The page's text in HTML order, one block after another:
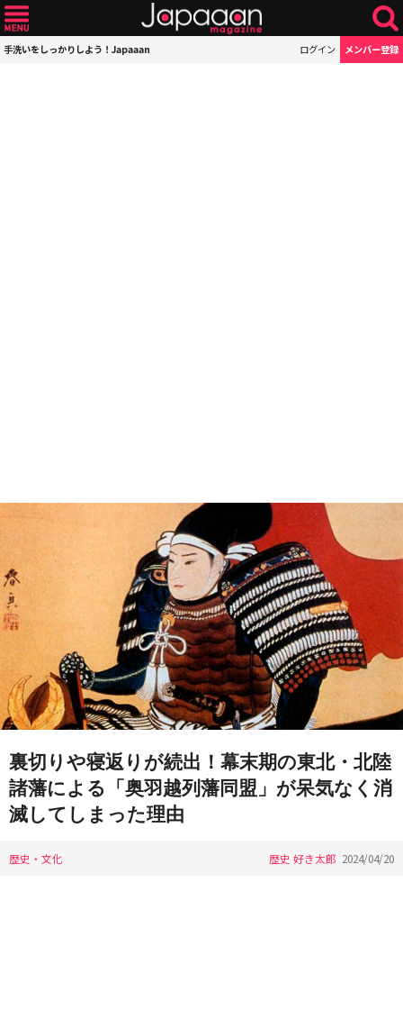
手洗いをしっかりしよう！Japaaan ログイン メンバー登録
裏切りや寝返りが続出！幕末期の東北・北陸
諸藩による「奥羽越列藩同盟」が呆気なく消
滅してしまった理由
歴史・文化 歴史 好き太郎 2024/04/20